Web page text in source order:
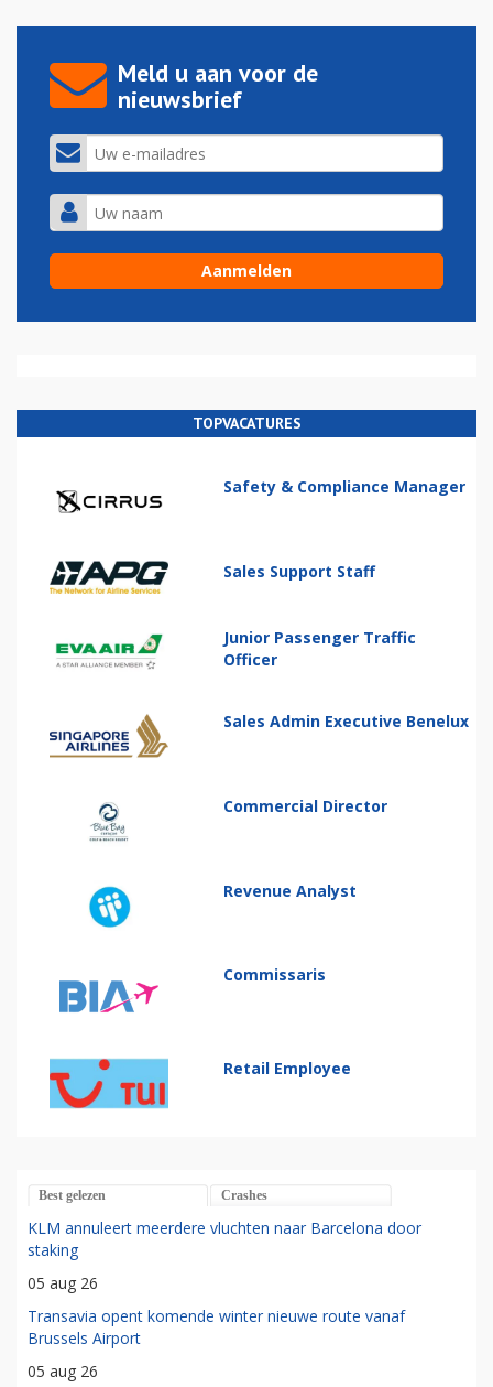
Meld u aan voor de
nieuwsbrief
TOPVACATURES
Safety & Compliance Manager
Sales Support Staff
Junior Passenger Traffic
Officer
Sales Admin Executive Benelux
Commercial Director
Revenue Analyst
Commissaris
Retail Employee
Best gelezen Crashes
KLM annuleert meerdere vluchten naar Barcelona door
staking
05 aug 26
Transavia opent komende winter nieuwe route vanaf
Brussels Airport
05 aug 26